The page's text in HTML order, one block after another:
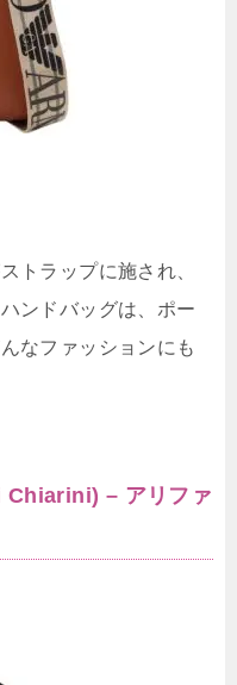
トラップに施され、
ンドバッグは、ポー
なファッションにも
Chiarini) – アリファ